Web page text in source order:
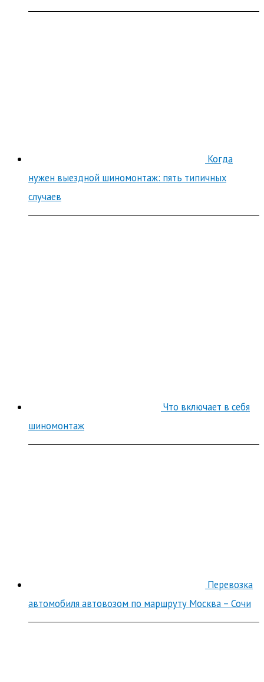
Когда
нужен выездной шиномонтаж: пять типичных
случаев
Что включает в себя
шиномонтаж
Перевозка
автомобиля автовозом по маршруту Москва – Сочи